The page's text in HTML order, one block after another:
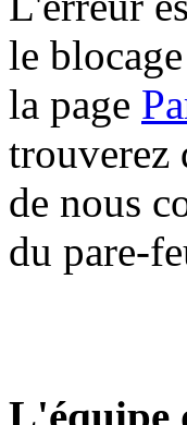
le
la page
trouverez
de nous
du pare-